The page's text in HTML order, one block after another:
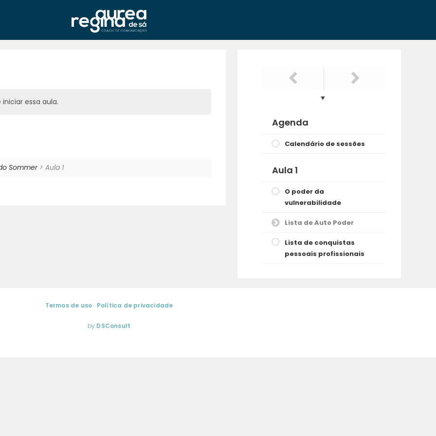
essa aula.
Sommer> Aula 1
Agenda
Calendário de sessões
Aula 1
O poder da
vulnerabilidade
Lista de Auto Poder
Lista de conquistas
pessoais profissionais
Termos de uso
Política de privacidade
by DSConsult